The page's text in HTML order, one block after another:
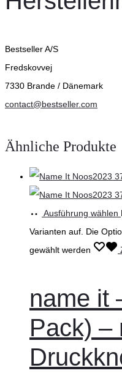
Bestseller A/S
Fredskovvej
7330 Brande / Dänemark
contact@bestseller.com
Ähnliche Produkte
Ausführung wählen
Varianten auf. Die
gewählt werden
name it
Pack) –